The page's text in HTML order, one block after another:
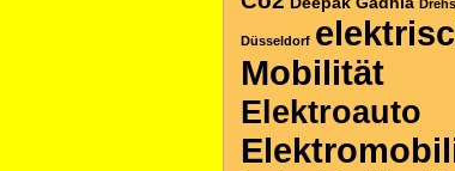
Düsseldorf
Mobilität
Elektroauto